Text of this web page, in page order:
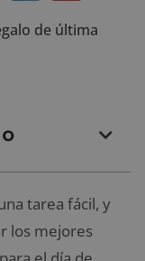
de última
tarea fácil, y
los mejores